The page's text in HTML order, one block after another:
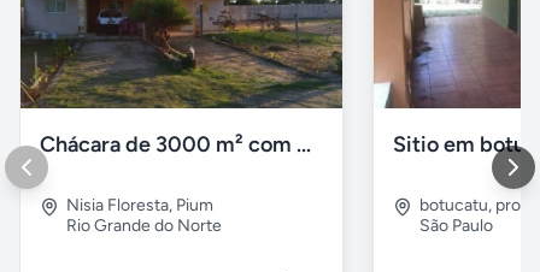
Chácara de 3000 m² com Casa Duplex Geminada em Pium/RN
Nisia Floresta, Pium
Rio Grande do Norte
Sitio em
botucatu,
São Paulo